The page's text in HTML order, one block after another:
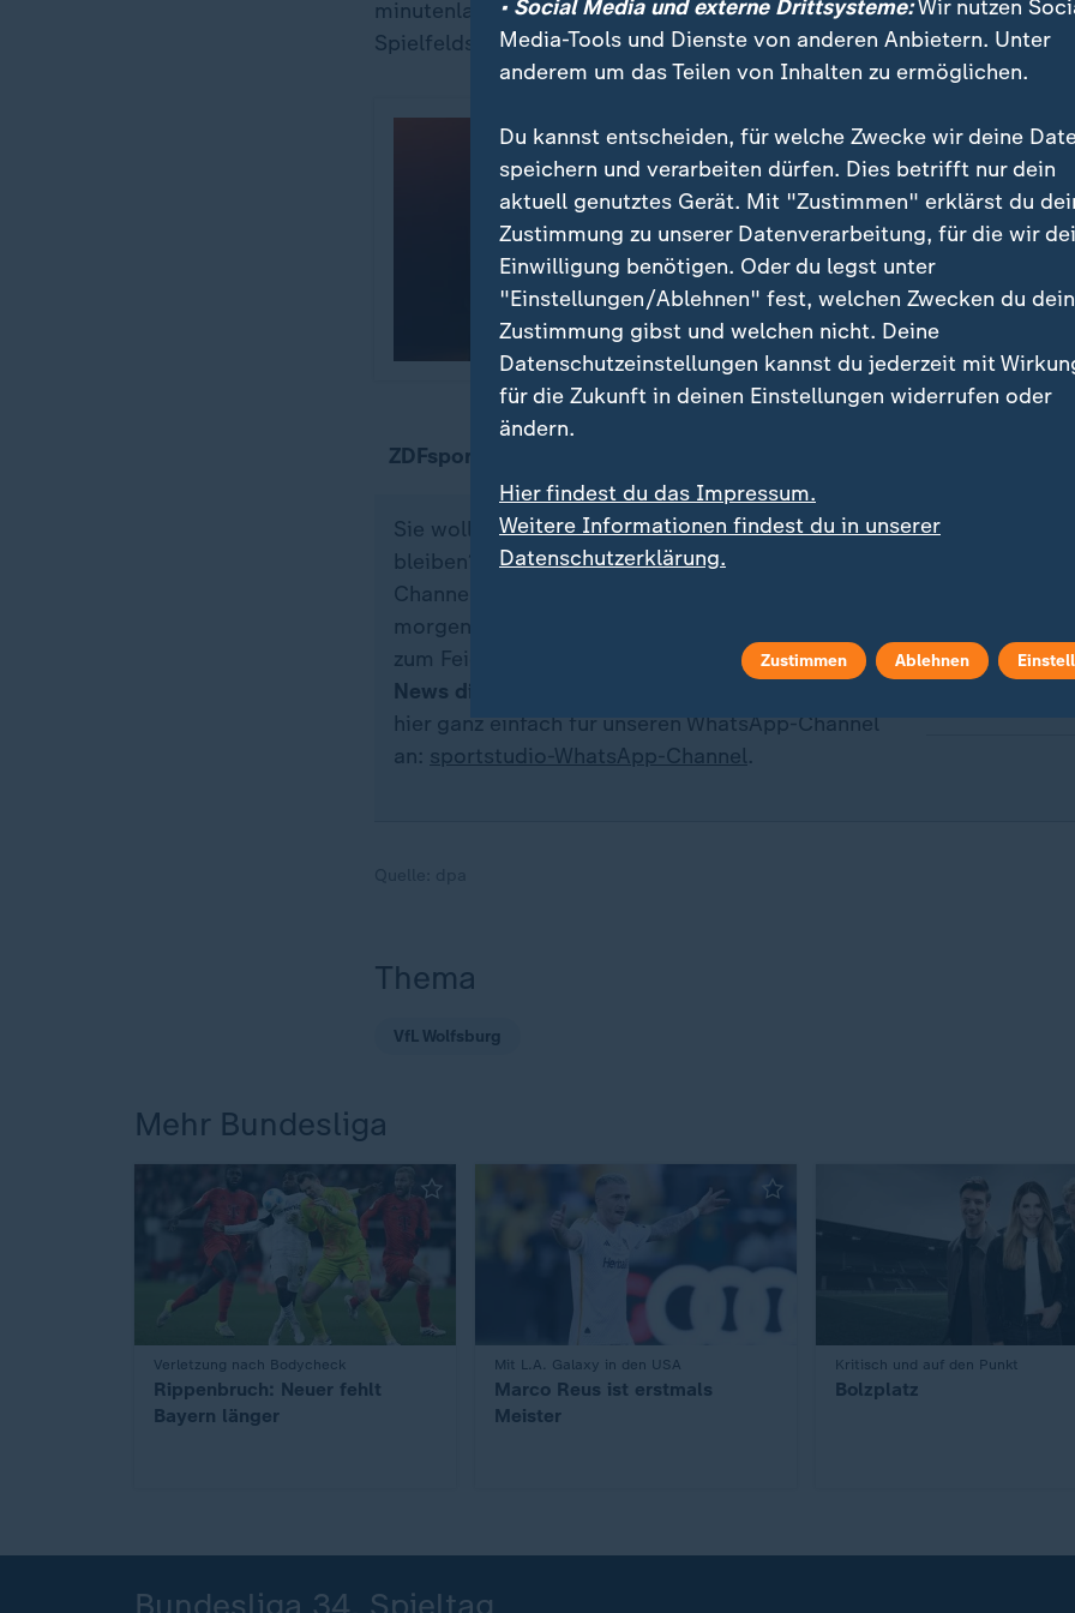
minutenlanger Versuche nicht möglich, weil die genau für diesen
Spielfelds installierte Kamera auf der Tribüne ausgefallen war.
Sport
:Bundesliga -
Montags ab 0:00 Uhr
und alle Tore der
ZDFsportstudio auf WhatsApp
Sie wollen über Sport stets auf dem Laufenden
bleiben? Dann ist unser sportstudio-WhatsApp-
Channel genau das Richtige für Sie. Egal ob
morgens zum Kaffee, mittags zum Lunch oder
zum Feierabend - erhalten Sie
die wichtigsten
News direkt auf Ihr Smartphone
hier ganz einfach für unseren WhatsApp-Channel
an: sportstudio-WhatsApp-Channel.
Thema
VfL Wolfsburg
Mehr Bundesliga
Verletzung nach Bodycheck
:
Rippenbruch: Neuer fehlt
Bayern länger
Mit L.A. Galaxy in den USA
:
Marco Reus ist erstmals
Meister
Kritisch und auf den Punkt
:
Bolzplatz
• Social Media und externe Drittsysteme:Wir nutzen
Media-Tools und Dienste von anderen Anbietern. Unter
anderem um das Teilen von Inhalten zu ermöglichen.
Du kannst entscheiden, für welche Zwecke wir deine
speichern und verarbeiten dürfen. Dies betrifft nur dein
aktuell genutztes Gerät. Mit "Zustimmen" erklärst du
Zustimmung zu unserer Datenverarbeitung, für die wir
Einwilligung benötigen. Oder du legst unter
"Einstellungen/Ablehnen" fest, welchen Zwecken du
Zustimmung gibst und welchen nicht. Deine
Datenschutzeinstellungen kannst du jederzeit mit
für die Zukunft in deinen Einstellungen widerrufen oder
ändern.
Hier findest du das Impressum.
Weitere Informationen findest du in unserer
Datenschutzerklärung.
Zustimmen Ablehnen